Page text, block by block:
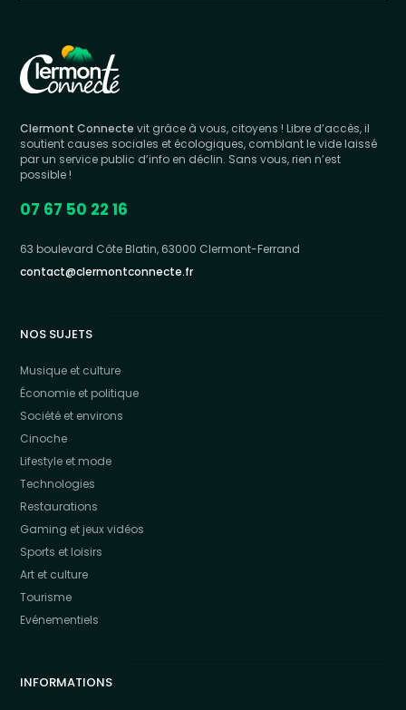
Clermont Connecte vit grâce à vous, citoyens ! Libre d’accès, il
soutient causes sociales et écologiques, comblant le vide laissé
par un service public d’info en déclin. Sans vous, rien n’est
possible !
07 67 50 22 16
63 boulevard Côte Blatin, 63000 Clermont-Ferrand
contact@clermontconnecte.fr
NOS SUJETS
Musique et culture
Économie et politique
Société et environs
Cinoche
Lifestyle et mode
Technologies
Restaurations
Gaming et jeux vidéos
Sports et loisirs
Art et culture
Tourisme
Evénementiels
INFORMATIONS